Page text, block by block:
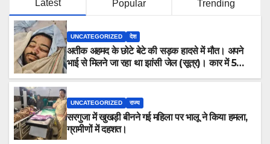
Latest Popular Trending
UNCATEGORIZED देश
अतीक अहमद के छोटे बेटे की सड़क हादसे में मौत। अपने
भाई से मिलने जा रहा था झांसी जेल (सूत्र)। कार में 5
UNCATEGORIZED राज्य
सरगुजा में खुखड़ी बीनने गई महिला पर भालू ने किया हमला,
ग्रामीणों में दहशत।